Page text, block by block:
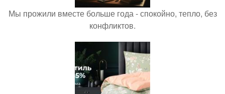
Мы прожили вместе больше года - спокойно, тепло, без
конфликтов.